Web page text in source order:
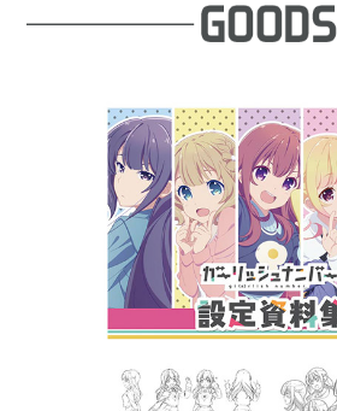
STAFF＆CAST
CHARACTER
Blu-ray＆DVD
GOODS
MUSIC
BOOK
SPECIAL